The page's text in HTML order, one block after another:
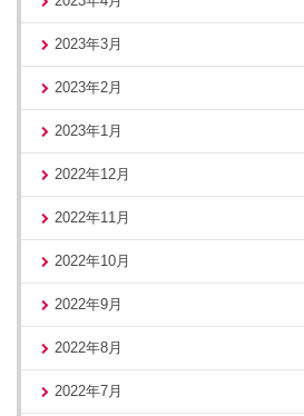
2023年3月
2023年2月
2023年1月
2022年12月
2022年11月
2022年10月
2022年9月
2022年8月
2022年7月